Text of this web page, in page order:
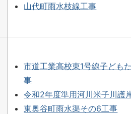
山代町雨水枝線工事
市道工業高校東1号線子ども
事
令和2年度準用河川米子川護
東奥谷町雨水渠その6工事